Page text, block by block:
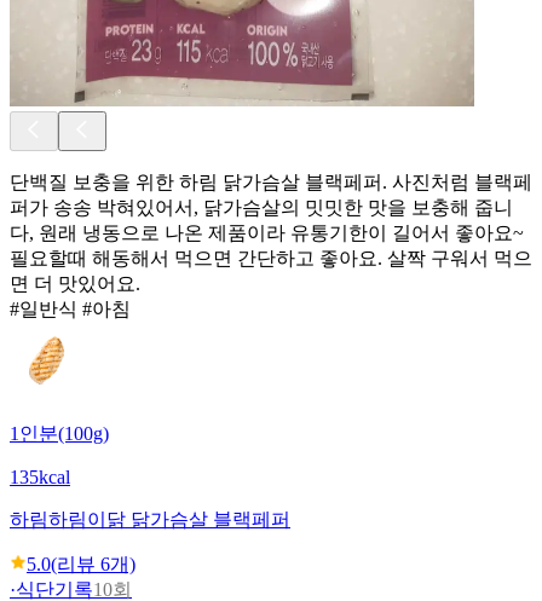
단백질 보충을 위한 하림 닭가슴살 블랙페퍼. 사진처럼 블랙페
퍼가 송송 박혀있어서, 닭가슴살의 밋밋한 맛을 보충해 줍니
다, 원래 냉동으로 나온 제품이라 유통기한이 길어서 좋아요~
필요할때 해동해서 먹으면 간단하고 좋아요. 살짝 구워서 먹으
면 더 맛있어요.
#일반식 #아침
1인분(100g)
135kcal
하림하림이닭 닭가슴살 블랙페퍼
5.0(리뷰 6개)
·식단기록10회